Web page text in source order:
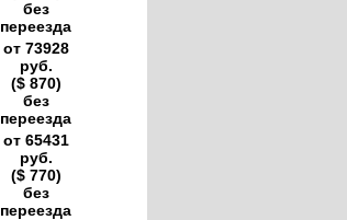
без
переезда
от 73928
руб.
($ 870)
без
переезда
от 65431
руб.
($ 770)
без
переезда